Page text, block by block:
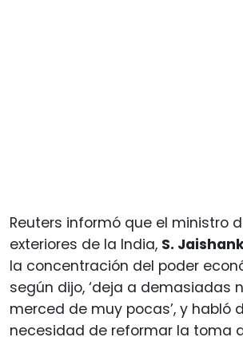
Reuters informó que el ministro
exteriores de la India, S.
la concentración del poder
según dijo, ‘deja a demasiadas
merced de muy pocas’, y habló
necesidad de reformar la toma